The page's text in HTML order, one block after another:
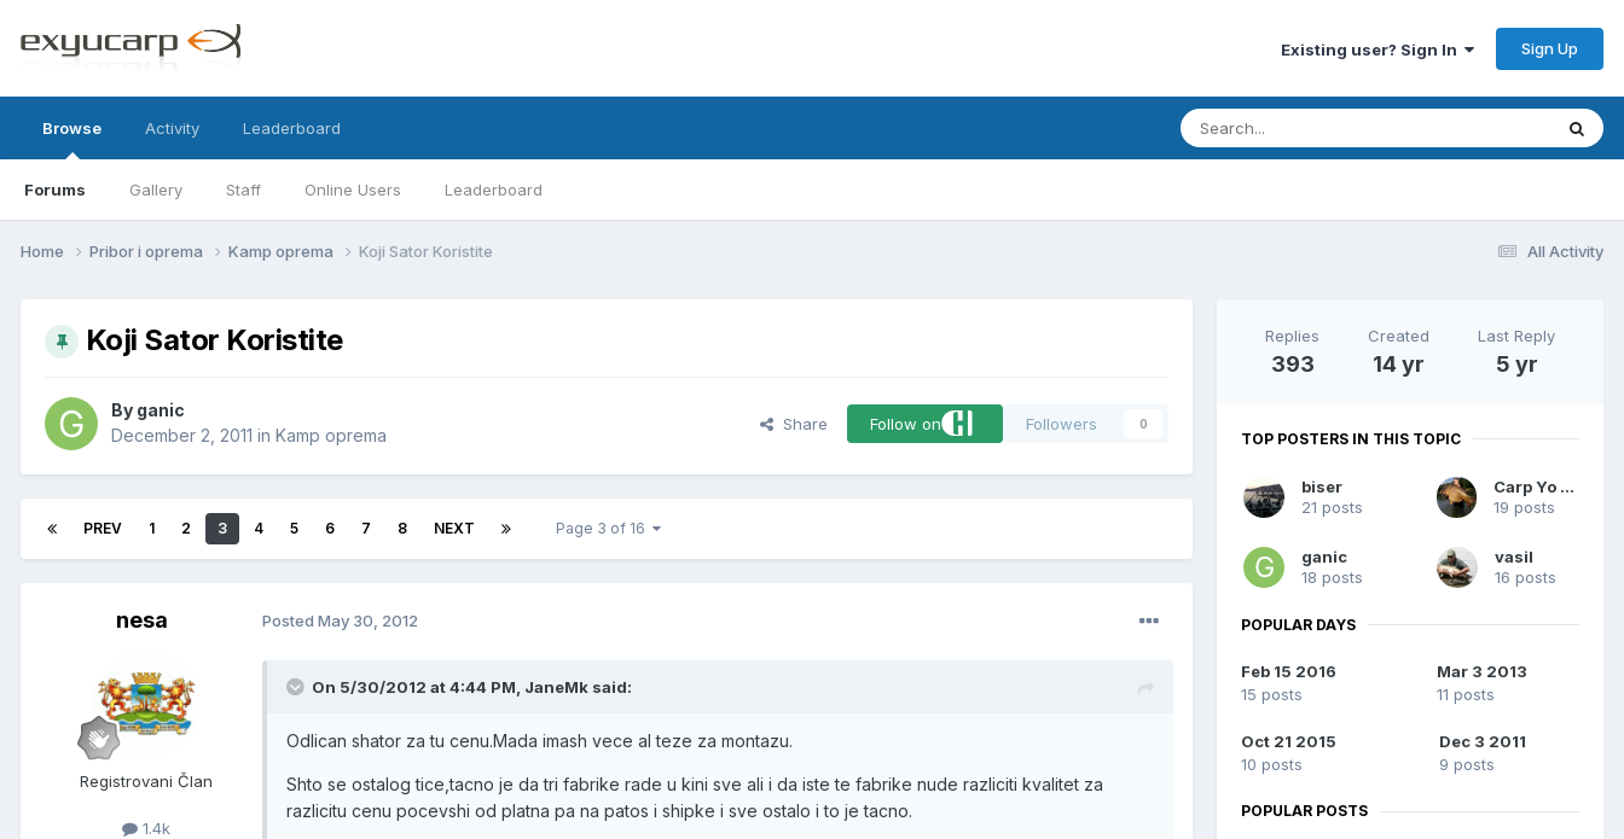
Existing user? Sign In Sign Up
Browse
Forums Gallery Staff Online Users Leaderboard
Activity Leaderboard
All Activity
Home Pribor i oprema Kamp oprema Koji Sator Koristite
Koji Sator Koristite
By ganic
December 2, 2011 in Kamp oprema
Share Follow on Followers 0
PREV 1 2 3 4 5 6 7 8 NEXT Page 3 of 16
nesa
Registrovani Član
1.4k
Posted May 30, 2012
On 5/30/2012 at 4:44 PM, JaneMk said:
Odlican shator za tu cenu.Mada imash vece al teze za montazu.
Shto se ostalog tice,tacno je da tri fabrike rade u kini sve ali i da iste te fabrike nude razliciti kvalitet za
razlicitu cenu pocevshi od platna pa na patos i shipke i sve ostalo i to je tacno.
Replies
393
Created
14 yr
Last Reply
5 yr
TOP POSTERS IN THIS TOPIC
biser
21 posts
Carp Yo Yo
19 posts
ganic
18 posts
vasil
16 posts
POPULAR DAYS
Feb 15 2016
15 posts
Mar 3 2013
11 posts
Oct 21 2015
10 posts
Dec 3 2011
9 posts
POPULAR POSTS